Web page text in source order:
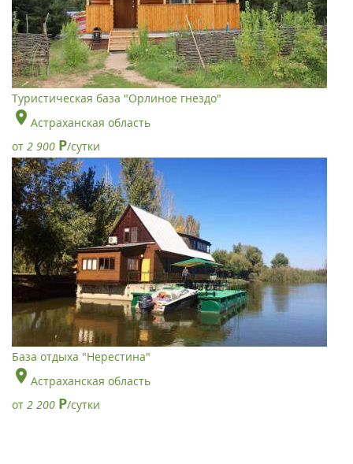
Туристическая база "Орлиное гнездо"
Астраханская область
от 2 900 Р/сутки
База отдыха "Нерестина"
Астраханская область
от 2 200 Р/сутки